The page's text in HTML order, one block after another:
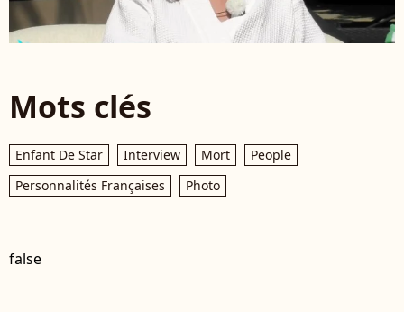
Mots clés
Enfant De Star Interview Mort
People
Personnalités Françaises
Photo
false